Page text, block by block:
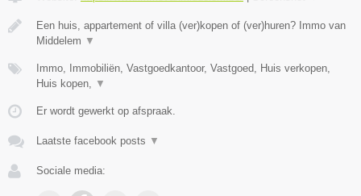
Een huis, appartement of villa (ver)kopen of (ver)huren? Immo van
Middelem ▼
Immo, Immobiliën, Vastgoedkantoor, Vastgoed, Huis verkopen,
Huis kopen,
▼
Er wordt gewerkt op afspraak.
Laatste facebook posts ▼
Sociale media: